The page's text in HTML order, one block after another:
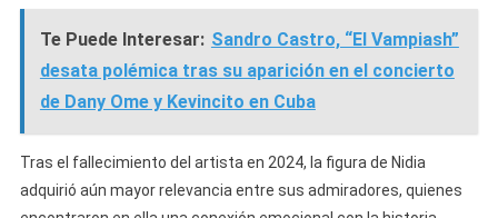
Te Puede Interesar: Sandro Castro, “El Vampiash”
desata polémica tras su aparición en el concierto
de Dany Ome y Kevincito en Cuba
Tras el fallecimiento del artista en 2024, la figura de Nidia
adquirió aún mayor relevancia entre sus admiradores, quienes